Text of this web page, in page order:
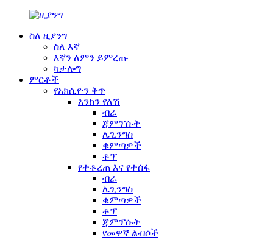
ስለ ዚያንግ
ስለ እኛ
እኛን ለምን ይምረጡ
ካታሎግ
ምርቶች
የአክሲዮን ቅጥ
እንከን የለሽ
ብራ
ጃምፕሱት
ሌጊንግስ
ቁምጣዎች
ቶፕ
የተቆረጠ እና የተሰፋ
ብራ
ሌጊንግስ
ቁምጣዎች
ቶፕ
ጃምፕሱት
የመዋኛ ልብሶች